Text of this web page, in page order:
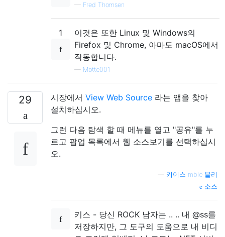
— Fred Thomsen
1
이것은 또한 Linux 및 Windows의
Firefox 및 Chrome, 아마도 macOS에서
작동합니다.
— Motte001
29 시장에서 View Web Source 라는 앱을 찾아
설치하십시오.
그런 다음 탐색 할 때 메뉴를 열고 "공유"를 누
르고 팝업 목록에서 웹 소스보기를 선택하십시
오.
키이스 mble 블리
소스
키스 - 당신 ROCK 남자는 .. .. 내 @ss를
저장하지만, 그 도구의 도움으로 내 비디